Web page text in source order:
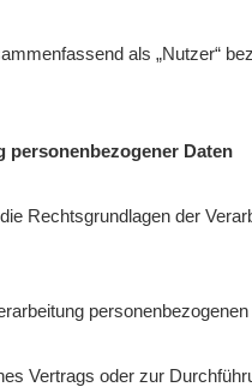
als „Nutzer“
personenbezogener Daten
Rechtsgrundlagen der
Vertrags oder zur